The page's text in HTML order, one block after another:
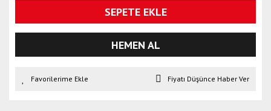
SEPETE EKLE
HEMEN AL
Fiyatı Düşünce Haber Ver